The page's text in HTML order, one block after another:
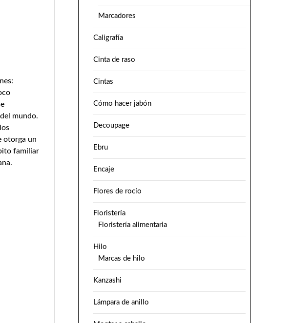
mundo.
otorga un
familiar
Marcadores
Caligrafía
Cinta de raso
Cintas
Cómo hacer jabón
Decoupage
Ebru
Encaje
Flores de rocío
Floristería
Floristería alimentaria
Hilo
Marcas de hilo
Kanzashi
Lámpara de anillo